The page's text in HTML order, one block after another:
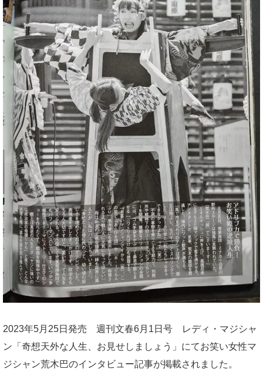
2023年5月25日発売 週刊文春6月1日号 レディ・マジシャ
ン「奇想天外な人生、お見せしましょう」にてお笑い女性マ
ジシャン荒木巴のインタビュー記事が掲載されました。